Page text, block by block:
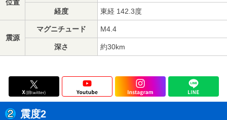
位置
経度 東経 142.3度
震源
マグニチュード M4.4
深さ 約30km
震度2